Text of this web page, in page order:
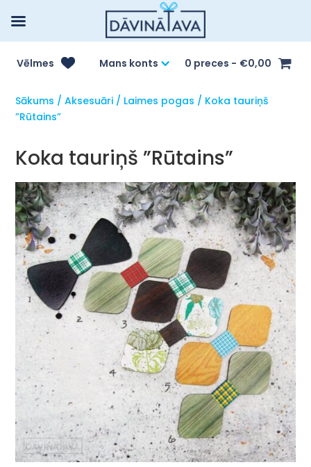
Vēlmes Mans konts 0 preces €0,00
Sākums /Aksesuāri / Laimes pogas / Koka tauriņš
”Rūtains”
Koka tauriņš ”Rūtains”